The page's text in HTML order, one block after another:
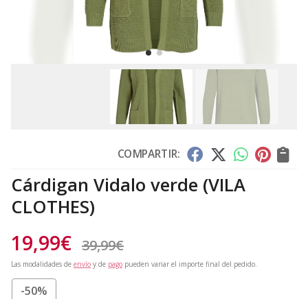
COMPARTIR:
Cárdigan Vidalo verde (VILA
CLOTHES)
19,99€ 39,99€
Las modalidades de envío y de pago pueden variar el importe final del pedido.
-50%